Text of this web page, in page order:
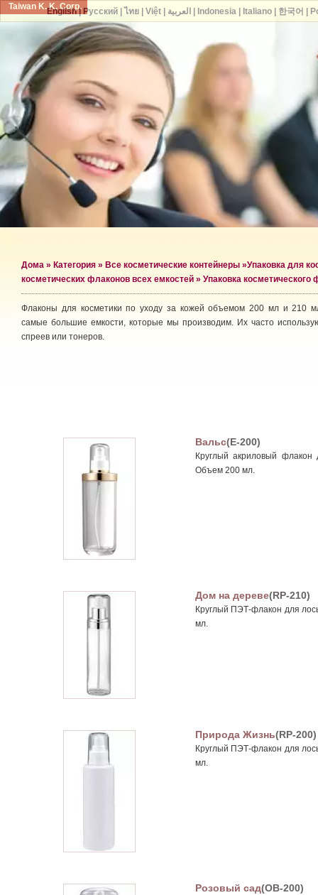
Taiwan K. K. Corp.
Дома » Категория » Все косметические контейнеры »Упаковка для
косметических флаконов всех емкостей » Упаковка
Флаконы для косметики по уходу за кожей объемом 200 мл и 210
самые большие емкости, которые мы производим. Их часто
спреев или тонеров.
Вальс(E-200)
Круглый акриловый
Объем 200 мл.
Дом на дереве(RP-210)
Круглый ПЭТ-флакон для
мл.
Природа Жизнь(RP-200)
Круглый ПЭТ-флакон для
мл.
Розовый сад(OB-200)
English| Русский| ไทย| Việt| العربية Indonesia| Italiano| 한국어